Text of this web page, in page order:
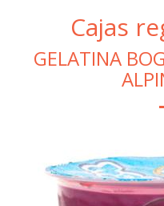
Cajas
GELATINA